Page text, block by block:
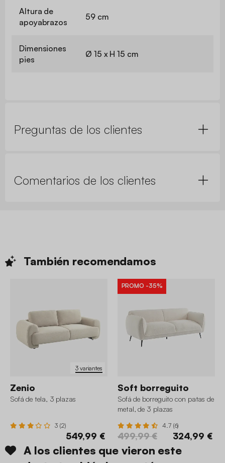
Altura de
apoyabrazos
59 cm
Dimensiones
pies
Ø 15 x H 15 cm
Preguntas de los clientes
Comentarios de los clientes
También recomendamos
3 variantes
Zenio
Sofá de tela, 3 plazas
3 (2)
549,99 €
PROMO -35%
Soft borreguito
Sofá de borreguito con patas de
metal, de 3 plazas
4.7 (6)
499,99 € 324,99 €
A los clientes que vieron este